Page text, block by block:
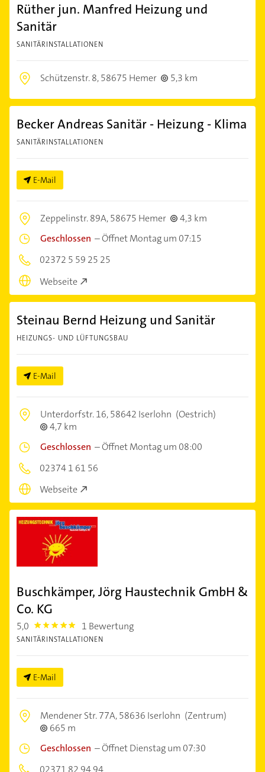
Rüther jun. Manfred Heizung und
Sanitär
SANITÄRINSTALLATIONEN
Schützenstr. 8,58675 Hemer 5,3 km
Becker Andreas Sanitär - Heizung - Klima
SANITÄRINSTALLATIONEN
E-Mail
Zeppelinstr. 89A,58675 Hemer
4,3 km
Geschlossen –Öffnet Montag um 07:15
02372 5 59 25 25
Webseite
Steinau Bernd Heizung und Sanitär
HEIZUNGS- UND LÜFTUNGSBAU
E-Mail
Unterdorfstr. 16,58642 Iserlohn (Oestrich)
4,7 km
Geschlossen –Öffnet Montag um 08:00
02374 1 61 56
Webseite
Buschkämper, Jörg Haustechnik GmbH &
Co. KG
5,0 5.0 1 Bewertung
SANITÄRINSTALLATIONEN
E-Mail
Mendener Str. 77A,58636 Iserlohn (Zentrum)
665 m
Geschlossen –Öffnet Dienstag um 07:30
02371 82 94 94